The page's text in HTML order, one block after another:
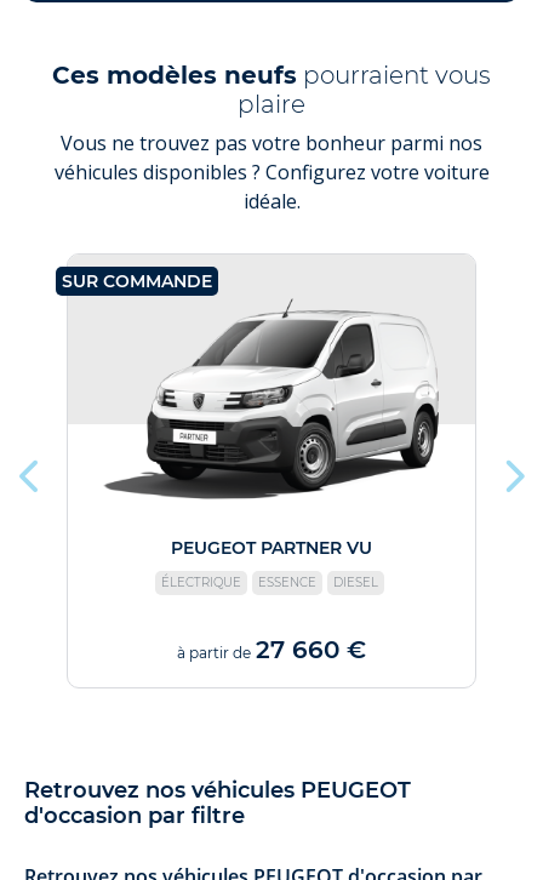
Ces modèles neufs pourraient vous
plaire
Vous ne trouvez pas votre bonheur parmi nos
véhicules disponibles ? Configurez votre voiture
idéale.
SUR COMMANDE
PEUGEOT PARTNER VU
ÉLECTRIQUE ESSENCE DIESEL
à partir de 27 660 €
Retrouvez nos véhicules PEUGEOT
d'occasion par filtre